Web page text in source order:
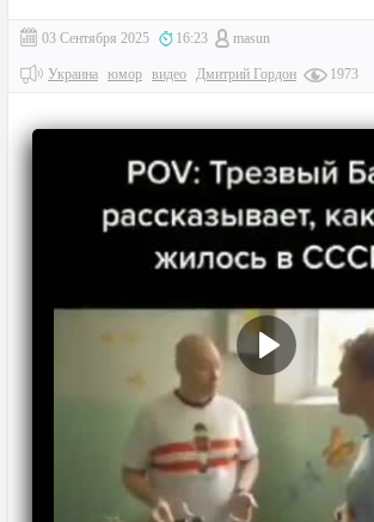
03 Сентября 2025 16:23 masun
Украина юмор видео Дмитрий Гордон 1973